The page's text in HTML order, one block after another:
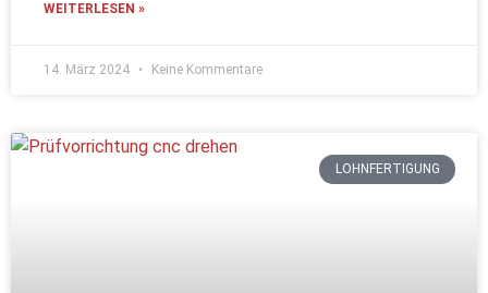
WEITERLESEN »
14. März 2024 Keine Kommentare
LOHNFERTIGUNG